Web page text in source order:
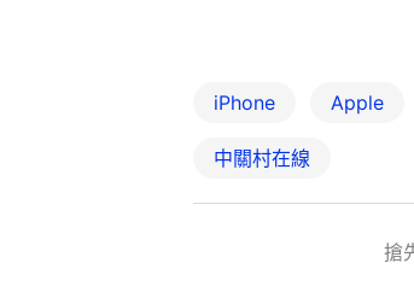
iPhone Apple
中關村在線
搶